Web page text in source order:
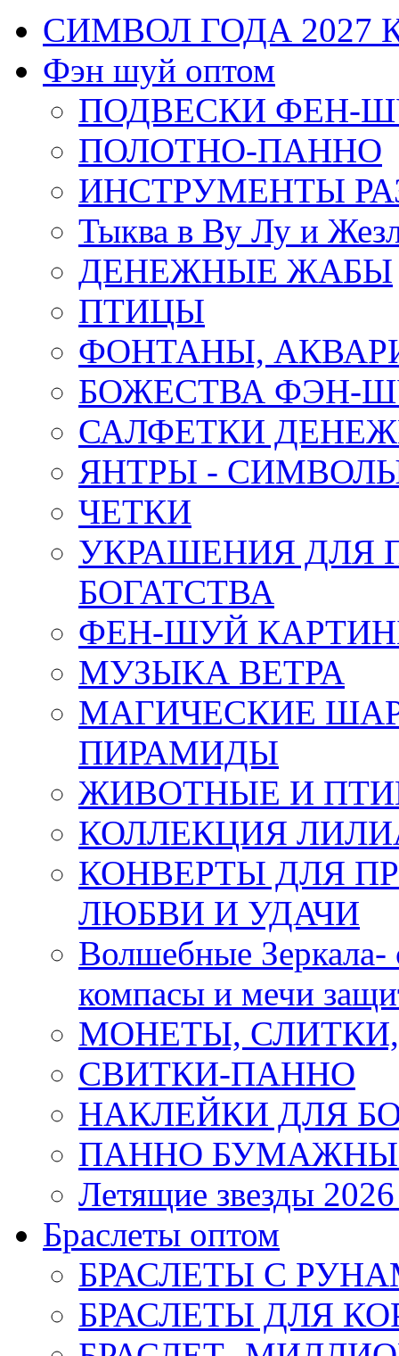
СИМВОЛ ГОДА 2027
Фэн шуй оптом
ПОДВЕСКИ ФЕН-
ПОЛОТНО-ПАННО
ИНСТРУМЕНТЫ
Тыква в Ву Лу и
ДЕНЕЖНЫЕ ЖАБЫ
ПТИЦЫ
ФОНТАНЫ,
БОЖЕСТВА ФЭН-
САЛФЕТКИ
ЯНТРЫ -
ЧЕТКИ
УКРАШЕНИЯ ДЛЯ
БОГАТСТВА
ФЕН-ШУЙ
МУЗЫКА ВЕТРА
МАГИЧЕСКИЕ
ПИРАМИДЫ
ЖИВОТНЫЕ И
КОЛЛЕКЦИЯ
КОНВЕРТЫ ДЛЯ
ЛЮБВИ И УДАЧИ
Волшебные Зеркала-
компасы и мечи
МОНЕТЫ,
СВИТКИ-ПАННО
НАКЛЕЙКИ ДЛЯ
ПАННО
Летящие звезды
Браслеты оптом
БРАСЛЕТЫ С
БРАСЛЕТЫ ДЛЯ